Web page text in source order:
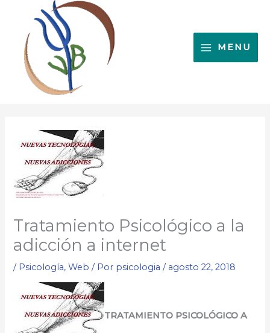
contenido
MENU
Tratamiento Psicológico a la
adicción a internet
/ Psicología,Web / Por psicologia/ agosto 22, 2018
TRATAMIENTO PSICOLÓGICO A